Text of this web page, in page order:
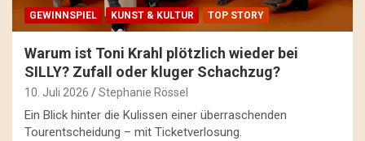
GEWINNSPIEL KUNST & KULTUR TOP STORY
Warum ist Toni Krahl plötzlich wieder bei
SILLY? Zufall oder kluger Schachzug?
10. Juli 2026 Stephanie Rössel
Ein Blick hinter die Kulissen einer überraschenden
Tourentscheidung – mit Ticketverlosung.